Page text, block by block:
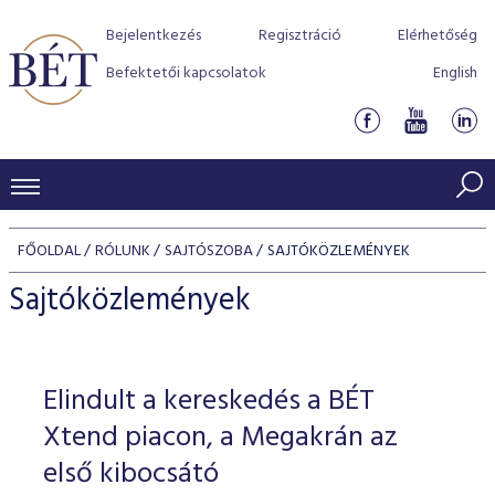
Bejelentkezés Regisztráció
Elérhetőség
Befektetői kapcsolatok
English
KERESKEDÉSI ADATOK
INDEXEK
Jelzáloglevél indexek
Vállalati kötvény indexek
Azonnali Piac
Részvények
Származékos piac
BEFEKTETŐK
Részvény szekció
Hitelpapír szekció
BÉT szabályzatok
Befektetővédelem
Alkalmazott díjstruktúra
Elszámolás
Részvény és vállalati kötvény tőzsdei bevezetését
program
BÉT Xtend - Részvénypiac egyszerűen
TŐZSDETAGOK
Tőzsdetagok, üzletkötők
VENDOROK
FŐOLDAL RÓLUNK SAJTÓSZOBA SAJTÓKÖZLEMÉNYEK
Sajtóközlemények
Elindult a kereskedés a BÉT
Xtend piacon, a Megakrán az
első kibocsátó